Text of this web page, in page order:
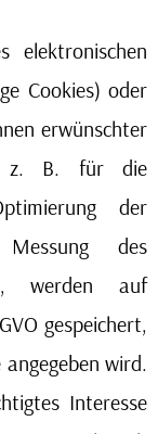
elektronischen
Cookies) oder
erwünschter
z. B. für die
der
des
werden auf
gespeichert,
wird.
Interesse